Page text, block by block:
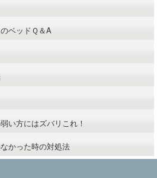
ベッドＱ＆A
い方にはズバリこれ！
かった時の対処法